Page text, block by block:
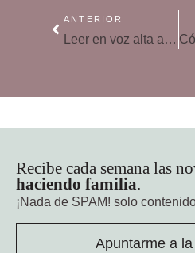
ANTERIOR
Leer en voz alta a los niños mejora su atención
Recibe cada semana las
haciendo familia.
¡Nada de SPAM! solo
Apuntarme a